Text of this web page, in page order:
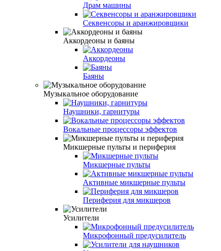
Драм машины
Секвенсоры и аранжировщики
Аккордеоны и баяны
Аккордеоны
Баяны
Музыкальное оборудование
Наушники, гарнитуры
Вокальные процессоры эффектов
Микшерные пульты и периферия
Микшерные пульты
Активные микшерные пульты
Периферия для микшеров
Усилители
Микрофонный предусилитель